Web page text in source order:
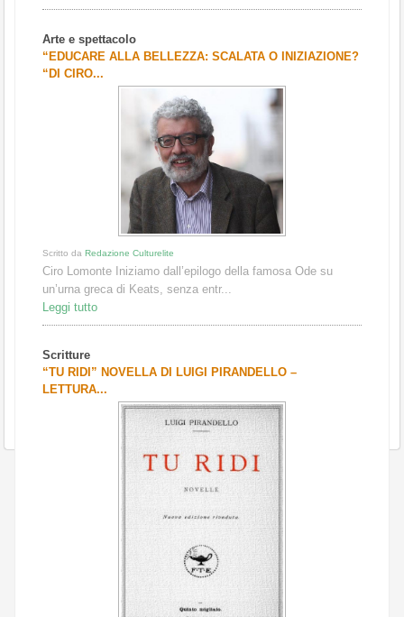
Arte e spettacolo
“EDUCARE ALLA BELLEZZA: SCALATA O INIZIAZIONE?
“DI CIRO...
Scritto da Redazione Culturelite
Ciro Lomonte Iniziamo dall’epilogo della famosa Ode su
un’urna greca di Keats, senza entr...
Leggi tutto
Scritture
“TU RIDI” NOVELLA DI LUIGI PIRANDELLO –
LETTURA...